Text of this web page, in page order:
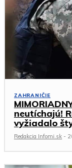
ZAHRANIČIE
neutíchajú!
vyžiadalo
Redakcia Infomi.sk -